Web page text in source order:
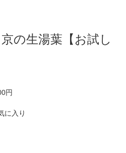
京の生湯葉【お試し
円
に入り